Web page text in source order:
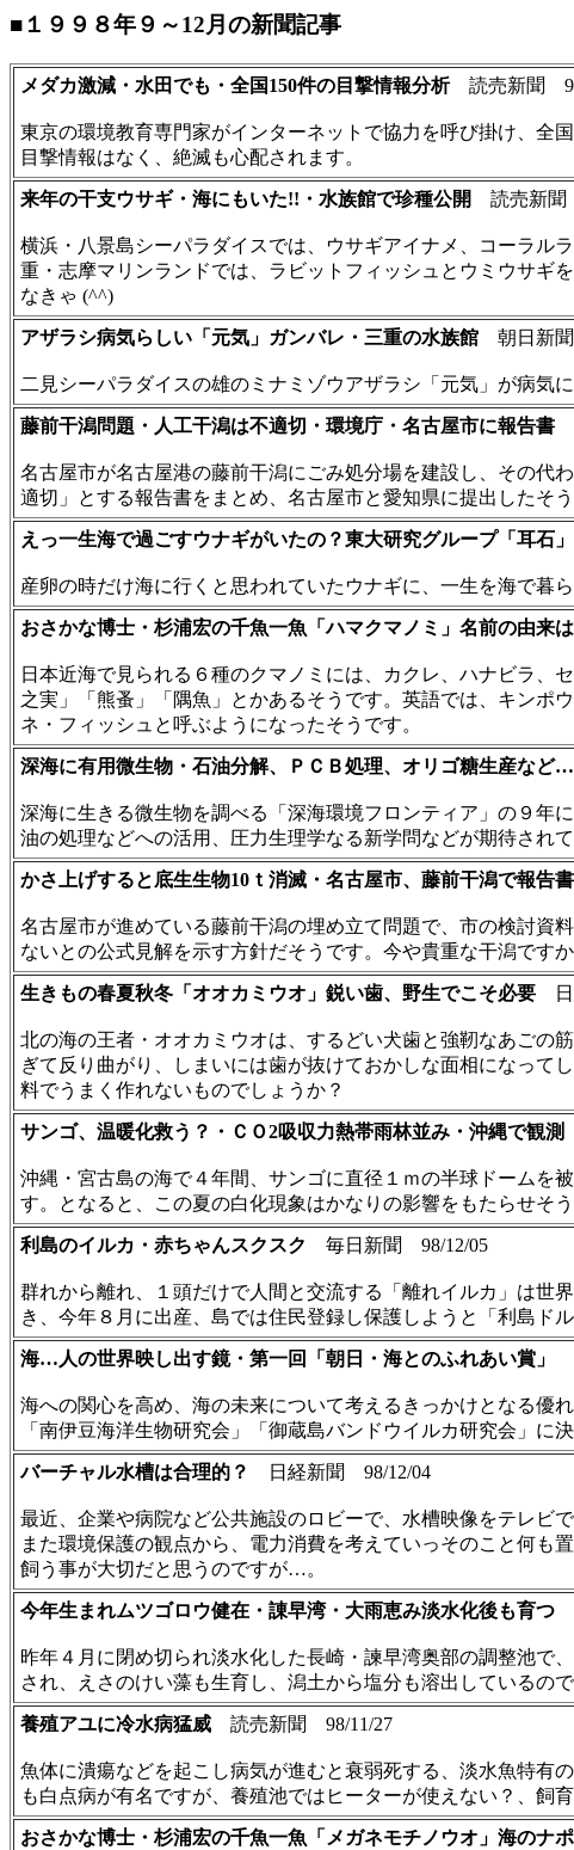
■１９９８年９～12月の新聞記事
メダカ激減・水田でも・全国150件の目撃情報分析読売新聞
東京の環境教育専門家がインターネットで協力を呼び掛け、全
目撃情報はなく、絶滅も心配されます。
来年の干支ウサギ・海にもいた!!・水族館で珍種公開 読売新聞
横浜・八景島シーパラダイスでは、ウサギアイナメ、コーラル
重・志摩マリンランドでは、ラビットフィッシュとウミウサギ
なきゃ (^^)
アザラシ病気らしい「元気」ガンバレ・三重の水族館 朝日新
二見シーパラダイスの雄のミナミゾウアザラシ「元気」が病気
藤前干潟問題・人工干潟は不適切・環境庁・名古屋市に報告書
名古屋市が名古屋港の藤前干潟にごみ処分場を建設し、その代
適切」とする報告書をまとめ、名古屋市と愛知県に提出したそ
えっ一生海で過ごすウナギがいたの？東大研究グループ「耳石
産卵の時だけ海に行くと思われていたウナギに、一生を海で暮
おさかな博士・杉浦宏の千魚一魚「ハマクマノミ」名前の由来
日本近海で見られる６種のクマノミには、カクレ、ハナビラ、
之実」「熊蚤」「隅魚」とかあるそうです。英語では、キンポ
ネ・フィッシュと呼ぶようになったそうです。
深海に有用微生物・石油分解、ＰＣＢ処理、オリゴ糖生産など…
深海に生きる微生物を調べる「深海環境フロンティア」の９年
油の処理などへの活用、圧力生理学なる新学問などが期待されて
かさ上げすると底生生物10ｔ消滅・名古屋市、藤前干潟で報告書
名古屋市が進めている藤前干潟の埋め立て問題で、市の検討資
ないとの公式見解を示す方針だそうです。今や貴重な干潟です
生きもの春夏秋冬「オオカミウオ」鋭い歯、野生でこそ必要 日
北の海の王者・オオカミウオは、するどい犬歯と強靭なあごの
ぎて反り曲がり、しまいには歯が抜けておかしな面相になって
料でうまく作れないものでしょうか？
サンゴ、温暖化救う？・ＣＯ2吸収力熱帯雨林並み・沖縄で観測
沖縄・宮古島の海で４年間、サンゴに直径１ｍの半球ドームを
す。となると、この夏の白化現象はかなりの影響をもたらせそう
利島のイルカ・赤ちゃんスクスク 毎日新聞 98/12/05
群れから離れ、１頭だけで人間と交流する「離れイルカ」は世
き、今年８月に出産、島では住民登録し保護しようと「利島ド
海…人の世界映し出す鏡・第一回「朝日・海とのふれあい賞」
海への関心を高め、海の未来について考えるきっかけとなる優
「南伊豆海洋生物研究会」「御蔵島バンドウイルカ研究会」に
バーチャル水槽は合理的？ 日経新聞 98/12/04
最近、企業や病院など公共施設のロビーで、水槽映像をテレビ
また環境保護の観点から、電力消費を考えていっそのこと何も
飼う事が大切だと思うのですが…。
今年生まれムツゴロウ健在・諌早湾・大雨恵み淡水化後も育つ
昨年４月に閉め切られ淡水化した長崎・諫早湾奥部の調整池で
され、えさのけい藻も生育し、潟土から塩分も溶出しているの
養殖アユに冷水病猛威 読売新聞 98/11/27
魚体に潰瘍などを起こし病気が進むと衰弱死する、淡水魚特有
も白点病が有名ですが、養殖池ではヒーターが使えない？、飼
おさかな博士・杉浦宏の千魚一魚「メガネモチノウオ」海のナ